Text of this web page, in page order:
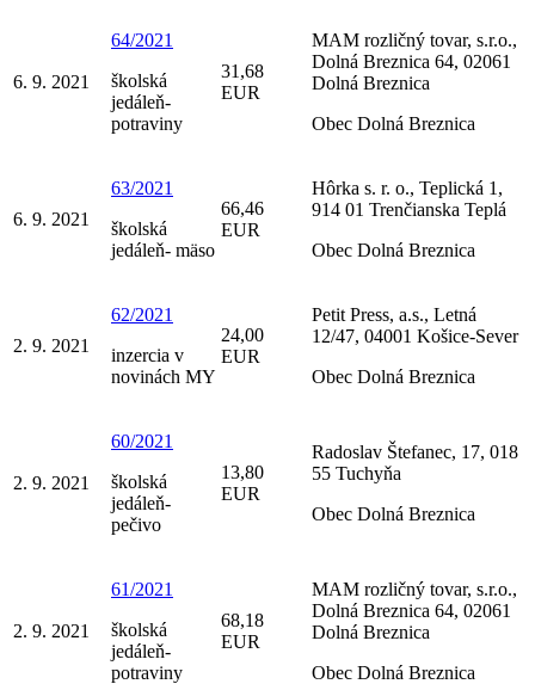
6. 9. 2021
64/2021
školská
jedáleň-
potraviny
31,68
EUR
MAM rozličný tovar, s.r.o.,
Dolná Breznica 64, 02061
Dolná Breznica
Obec Dolná Breznica
6. 9. 2021
63/2021
školská
jedáleň- mäso
66,46
EUR
Hôrka s. r. o., Teplická 1,
914 01 Trenčianska Teplá
Obec Dolná Breznica
2. 9. 2021
62/2021
inzercia v
novinách MY
24,00
EUR
Petit Press, a.s., Letná
12/47, 04001 Košice-Sever
Obec Dolná Breznica
2. 9. 2021
60/2021
školská
jedáleň-
pečivo
13,80
EUR
Radoslav Štefanec, 17, 018
55 Tuchyňa
Obec Dolná Breznica
2. 9. 2021
61/2021
školská
jedáleň-
potraviny
68,18
EUR
MAM rozličný tovar, s.r.o.,
Dolná Breznica 64, 02061
Dolná Breznica
Obec Dolná Breznica